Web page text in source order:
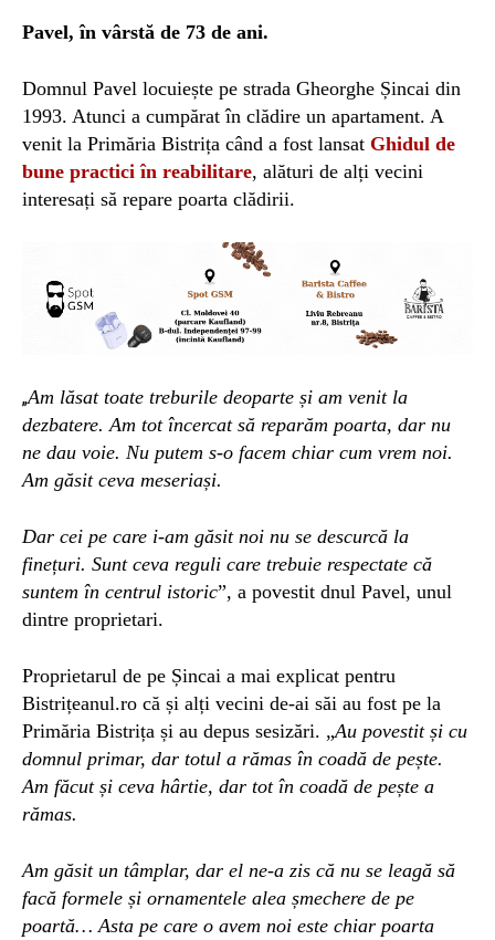
Pavel, în vârstă de 73 de ani.
Domnul Pavel locuiește pe strada Gheorghe Șincai din
1993. Atunci a cumpărat în clădire un apartament. A
venit la Primăria Bistrița când a fost lansat Ghidul de
bune practici în reabilitare, alături de alți vecini
interesați să repare poarta clădirii.
„Am lăsat toate treburile deoparte și am venit la
dezbatere.Am tot încercat să reparăm poarta, dar nu
ne dau voie. Nu putem s-o facem chiar cum vrem noi.
Am găsit ceva meseriași.
Dar cei pe care i-am găsit noi nu se descurcă la
finețuri. Sunt ceva reguli care trebuie respectate că
suntem în centrul istoric”, a povestit dnul Pavel, unul
dintre proprietari.
Proprietarul de pe Șincai a mai explicat pentru
Bistrițeanul.ro că și alți vecini de-ai săi au fost pe la
Primăria Bistrița și au depus sesizări. „Au povestit și cu
domnul primar, dar totul a rămas în coadă de pește.
Am făcut și ceva hârtie, dar tot în coadă de pește a
rămas.
Am găsit un tâmplar, dar el ne-a zis că nu se leagă să
facă formele și ornamentele alea șmechere de pe
poartă…Asta pe care o avem noi este chiar poarta